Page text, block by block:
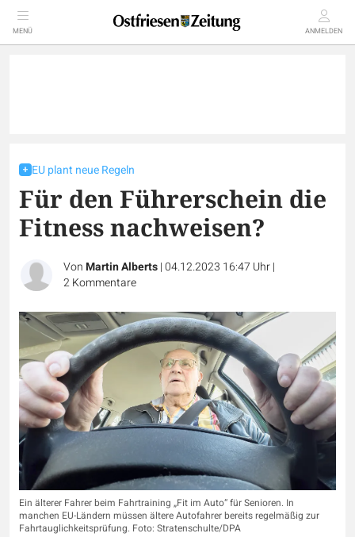
MENÜ ANMELDEN
EU plant neue Regeln
Für den Führerschein die
Fitness nachweisen?
VonMartin Alberts|04.12.2023 16:47 Uhr|
2Kommentare
Ein älterer Fahrer beim Fahrtraining „Fit im Auto“ für Senioren. In
manchen EU-Ländern müssen ältere Autofahrer bereits regelmäßig zur
Fahrtauglichkeitsprüfung. Foto: Stratenschulte/DPA